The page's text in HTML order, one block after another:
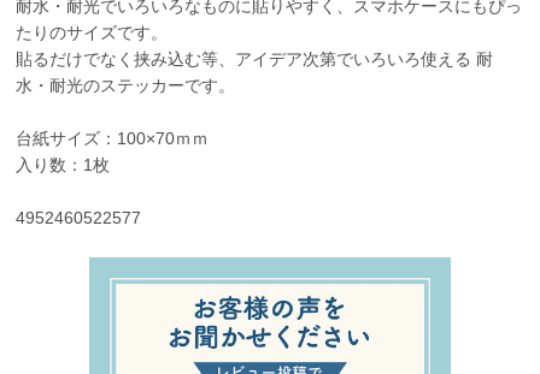
耐水・耐光でいろいろなものに貼りやすく、スマホケースにもぴっ
たりのサイズです。
貼るだけでなく挟み込む等、アイデア次第でいろいろ使える 耐
水・耐光のステッカーです。
台紙サイズ：100×70ｍｍ
入り数：1枚
4952460522577